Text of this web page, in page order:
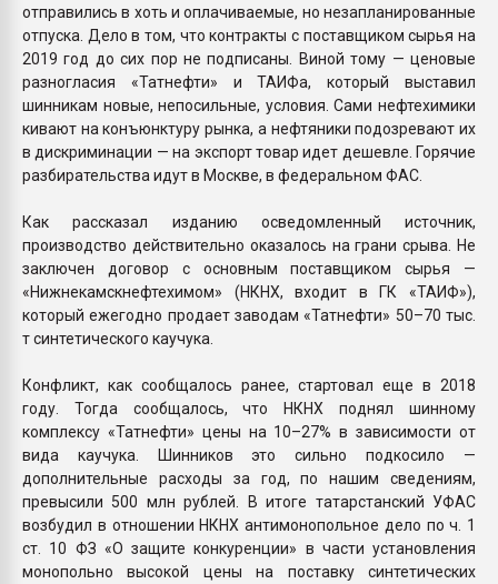
отправились в хоть и оплачиваемые, но незапланированные
отпуска. Дело в том, что контракты с поставщиком сырья на
2019 год до сих пор не подписаны. Виной тому — ценовые
разногласия «Татнефти» и ТАИФа, который выставил
шинникам новые, непосильные, условия. Сами нефтехимики
кивают на конъюнктуру рынка, а нефтяники подозревают их
в дискриминации — на экспорт товар идет дешевле. Горячие
разбирательства идут в Москве, в федеральном ФАС.
Как рассказал изданию осведомленный источник,
производство действительно оказалось на грани срыва. Не
заключен договор с основным поставщиком сырья —
«Нижнекамскнефтехимом» (НКНХ, входит в ГК «ТАИФ»),
который ежегодно продает заводам «Татнефти» 50–70 тыс.
т синтетического каучука.
Конфликт, как сообщалось ранее, стартовал еще в 2018
году. Тогда сообщалось, что НКНХ поднял шинному
комплексу «Татнефти» цены на 10–27% в зависимости от
вида каучука. Шинников это сильно подкосило —
дополнительные расходы за год, по нашим сведениям,
превысили 500 млн рублей. В итоге татарстанский УФАС
возбудил в отношении НКНХ антимонопольное дело по ч. 1
ст. 10 ФЗ «О защите конкуренции» в части установления
монопольно высокой цены на поставку синтетических